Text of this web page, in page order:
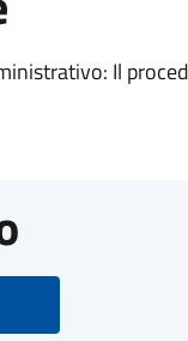
Il